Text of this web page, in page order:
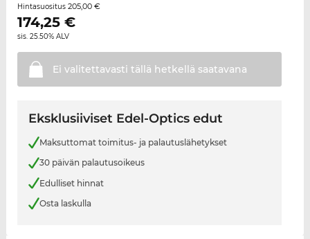
Hintasuositus 205,00 €
174,25€
sis. 25.50% ALV
Ei valitettavasti tällä hetkellä saatavana
Eksklusiiviset Edel-Optics edut
Maksuttomat toimitus- ja palautuslähetykset
30 päivän palautusoikeus
Edulliset hinnat
Osta laskulla